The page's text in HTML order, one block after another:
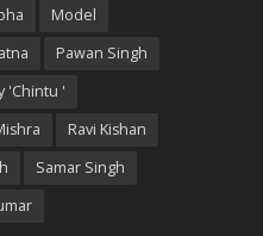
Model
Pawan Singh
'Chintu '
Ravi Kishan
Samar Singh